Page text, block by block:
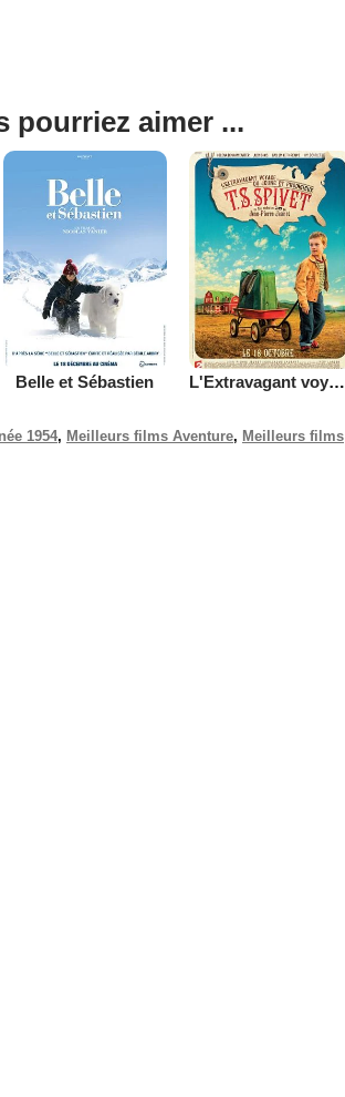
pourriez aimer ...
Belle et Sébastien L'Extravagant voyage du jeune et prodigieux T.S. Spivet
1954, Meilleurs films Aventure, Meilleurs films